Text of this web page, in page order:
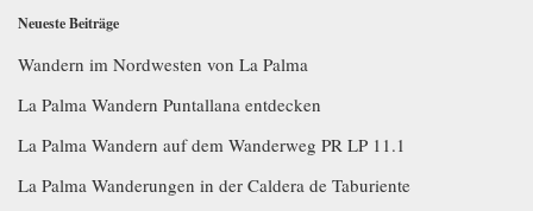
Neueste Beiträge
Wandern im Nordwesten von La Palma
La Palma Wandern Puntallana entdecken
La Palma Wandern auf dem Wanderweg PR LP 11.1
La Palma Wanderungen in der Caldera de Taburiente